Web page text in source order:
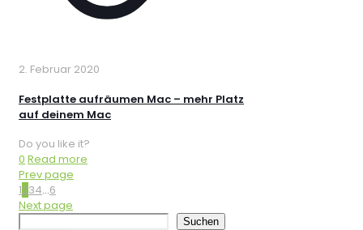
2. Februar 2020
Festplatte aufräumen Mac – mehr Platz
auf deinem Mac
Do you like it?
0 Read more
Prev page
1234...6
Next page
Suchen
Suchen